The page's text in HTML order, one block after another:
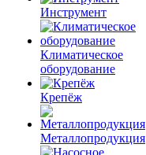
Инструмент
Климатическое
оборудование
Крепёж
Металлопродукция